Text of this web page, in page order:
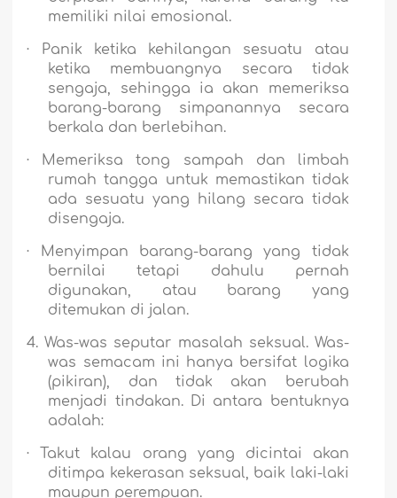
memiliki nilai emosional.
·
Panik ketika kehilangan sesuatu atau
ketika membuangnya secara tidak
sengaja, sehingga ia akan memeriksa
barang-barang simpanannya secara
berkala dan berlebihan.
·
Memeriksa tong sampah dan limbah
rumah tangga untuk memastikan tidak
ada sesuatu yang hilang secara tidak
disengaja.
·
Menyimpan barang-barang yang tidak
bernilai tetapi dahulu pernah
digunakan, atau barang yang
ditemukan di jalan.
4. Was-was seputar masalah seksual. Was-
was semacam ini hanya bersifat logika
(pikiran), dan tidak akan berubah
menjadi tindakan. Di antara bentuknya
adalah:
·
Takut kalau orang yang dicintai akan
ditimpa kekerasan seksual, baik laki-laki
maupun perempuan.